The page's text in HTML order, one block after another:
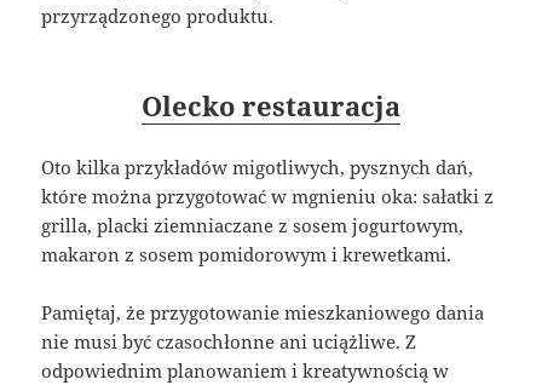
przyrządzonego produktu.
Olecko restauracja
Oto kilka przykładów migotliwych, pysznych dań,
które można przygotować w mgnieniu oka: sałatki z
grilla, placki ziemniaczane z sosem jogurtowym,
makaron z sosem pomidorowym i krewetkami.
Pamiętaj, że przygotowanie mieszkaniowego dania
nie musi być czasochłonne ani uciążliwe. Z
odpowiednim planowaniem i kreatywnością w